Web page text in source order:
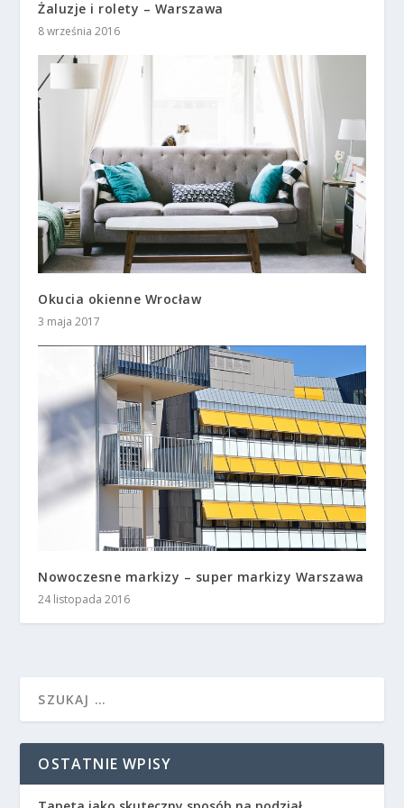
Żaluzje i rolety – Warszawa
8 września 2016
Okucia okienne Wrocław
3 maja 2017
Nowoczesne markizy – super markizy Warszawa
24 listopada 2016
OSTATNIE WPISY